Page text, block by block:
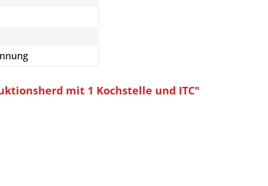
mit 1 Kochstelle und ITC"